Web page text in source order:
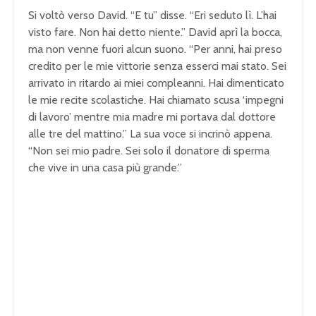
Si voltò verso David. “E tu” disse. “Eri seduto lì. L’hai
visto fare. Non hai detto niente.” David aprì la bocca,
ma non venne fuori alcun suono. “Per anni, hai preso
credito per le mie vittorie senza esserci mai stato. Sei
arrivato in ritardo ai miei compleanni. Hai dimenticato
le mie recite scolastiche. Hai chiamato scusa ‘impegni
di lavoro’ mentre mia madre mi portava dal dottore
alle tre del mattino.” La sua voce si incrinò appena.
“Non sei mio padre. Sei solo il donatore di sperma
che vive in una casa più grande.”